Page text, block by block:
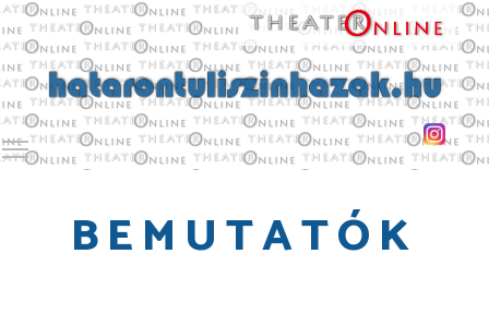
Toggle main menu visibility
BEMUTATÓK